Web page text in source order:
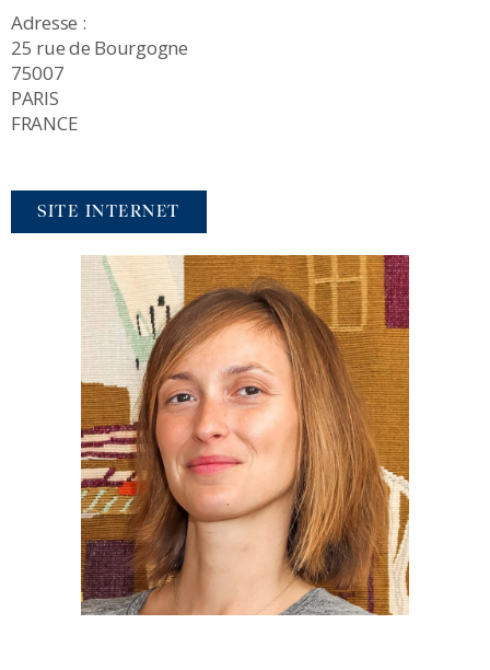
Adresse :
25 rue de Bourgogne
75007
PARIS
FRANCE
SITE INTERNET